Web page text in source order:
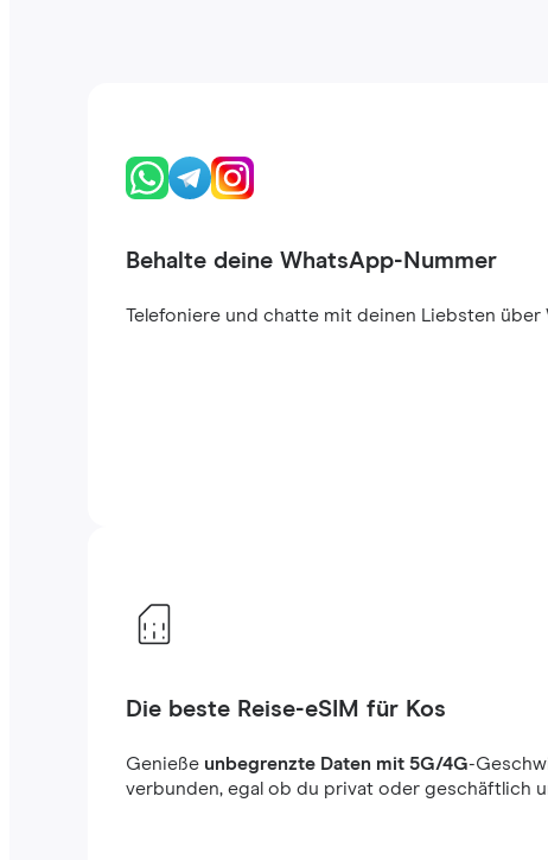
Behalte deine WhatsApp-Nummer
Telefoniere und chatte mit deinen Liebsten über
Die beste Reise-eSIM für Kos
Genieße unbegrenzte Daten mit 5G/4G-
verbunden, egal ob du privat oder geschäftlich